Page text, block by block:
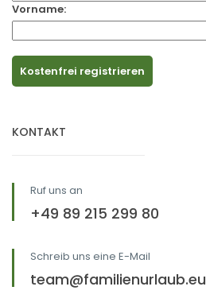
Vorname:
KONTAKT
Ruf uns an
+49 89 215 299 80
Schreib uns eine E-Mail
team@familienurlaub.eu